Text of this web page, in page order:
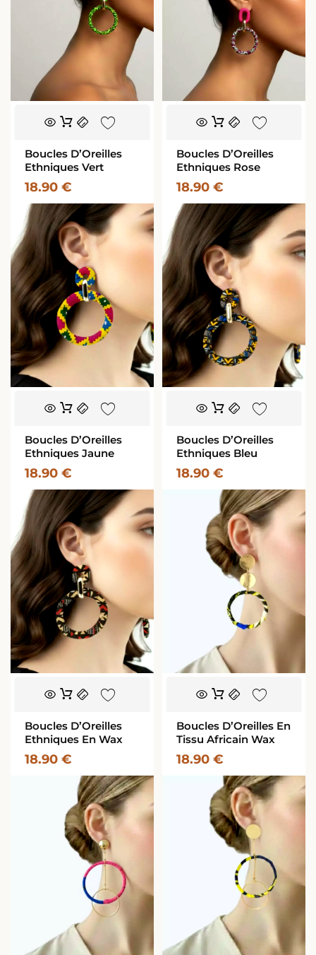
Boucles D’Oreilles
Ethniques Vert
18.90 €
Boucles D’Oreilles
Ethniques Rose
18.90 €
Boucles D’Oreilles
Ethniques Jaune
18.90 €
Boucles D’Oreilles
Ethniques Bleu
18.90 €
Boucles D’Oreilles
Ethniques En Wax
18.90 €
Boucles D’Oreilles En
Tissu Africain Wax
18.90 €